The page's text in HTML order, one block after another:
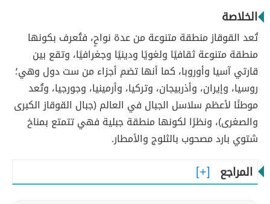
الخلاصة
تُعد القوقاز منطقة متنوعة من عدة نواحٍ، فتُعرف بكونها
منطقة متنوعة ثقافيًا ولغويًا ودينيًا وجغرافيًا، وتقع بين
قارتي آسيا وأوروبا، كما أنها تضم أجزاء من ست دول وهي؛
روسيا، وإيران، وأذربيجان، وتركيا، وأرمينيا، وجورجيا، وتُعد
موطنًا لأعظم سلاسل الجبال في العالم (جبال القوقاز الكبرى
والصغرى)، ونظرًا لكونها منطقة جبلية فهي تتمتع بمناخ
شتوي بارد مصحوب بالثلوج والأمطار.
المراجع